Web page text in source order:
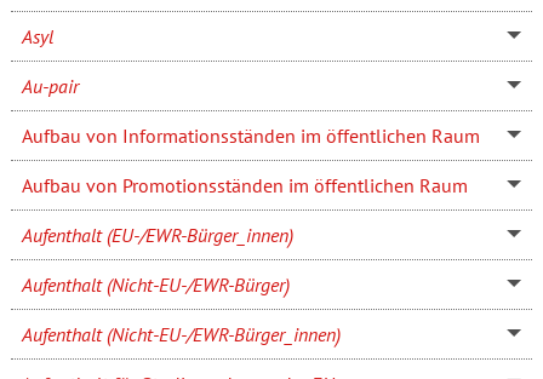
Asyl
Au-pair
Aufbau von Informationsständen im öffentlichen Raum
Aufbau von Promotionsständen im öffentlichen Raum
Aufenthalt (EU-/EWR-Bürger_innen)
Aufenthalt (Nicht-EU-/EWR-Bürger)
Aufenthalt (Nicht-EU-/EWR-Bürger_innen)